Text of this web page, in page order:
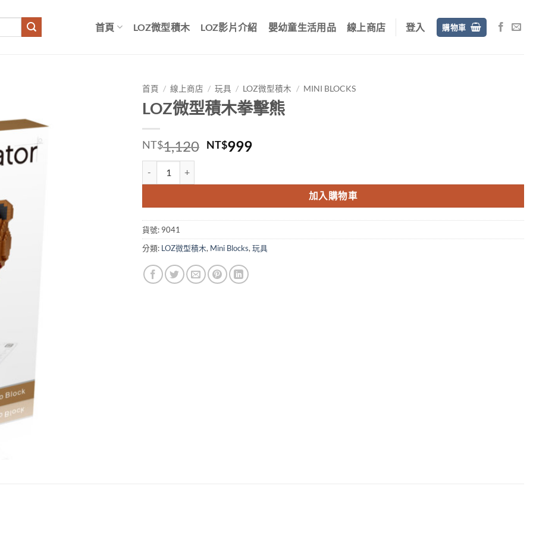
首頁 LOZ微型積木 LOZ影片介紹 嬰幼童生活用品 線上商店 登入 購物車
首頁 / 線上商店 / 玩具 / LOZ微型積木 / MINI BLOCKS
LOZ微型積木拳擊熊
NT$1,120 原
格：
NT$999目
格：
NT$999。加入購物車
貨號: 9041
分類: LOZ微型積木, Mini Blocks, 玩具